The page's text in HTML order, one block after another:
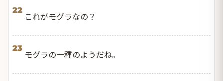
22
これがモグラなの？
23
モグラの一種のようだね。